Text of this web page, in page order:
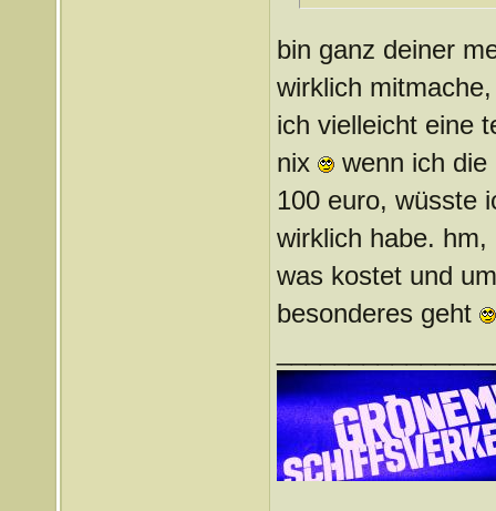
bin ganz deiner
wirklich
ich vielleicht eine
nix
wenn ich die
100 euro, wüsste
wirklich habe.
was kostet und
besonderes geht